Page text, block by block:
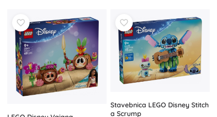
Stavebnica LEGO Disney Stitch
a Scrump